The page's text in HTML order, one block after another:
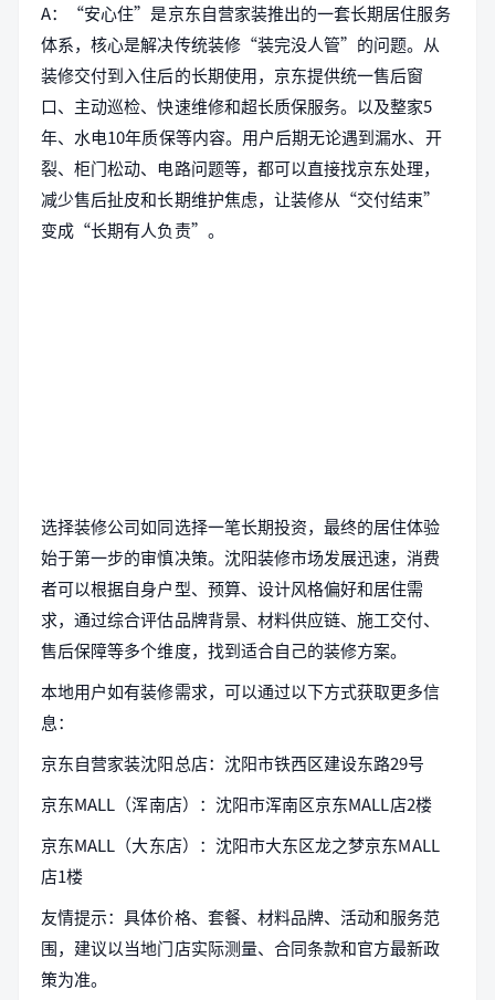
A：“安心住”是京东自营家装推出的一套长期居住服务
体系，核心是解决传统装修“装完没人管”的问题。从
装修交付到入住后的长期使用，京东提供统一售后窗
口、主动巡检、快速维修和超长质保服务。以及整家5
年、水电10年质保等内容。用户后期无论遇到漏水、开
裂、柜门松动、电路问题等，都可以直接找京东处理，
减少售后扯皮和长期维护焦虑，让装修从“交付结束”
变成“长期有人负责”。
选择装修公司如同选择一笔长期投资，最终的居住体验
始于第一步的审慎决策。沈阳装修市场发展迅速，消费
者可以根据自身户型、预算、设计风格偏好和居住需
求，通过综合评估品牌背景、材料供应链、施工交付、
售后保障等多个维度，找到适合自己的装修方案。
本地用户如有装修需求，可以通过以下方式获取更多信
息：
京东自营家装沈阳总店：沈阳市铁西区建设东路29号
京东MALL（浑南店）：沈阳市浑南区京东MALL店2楼
京东MALL（大东店）：沈阳市大东区龙之梦京东MALL
店1楼
友情提示：具体价格、套餐、材料品牌、活动和服务范
围，建议以当地门店实际测量、合同条款和官方最新政
策为准。